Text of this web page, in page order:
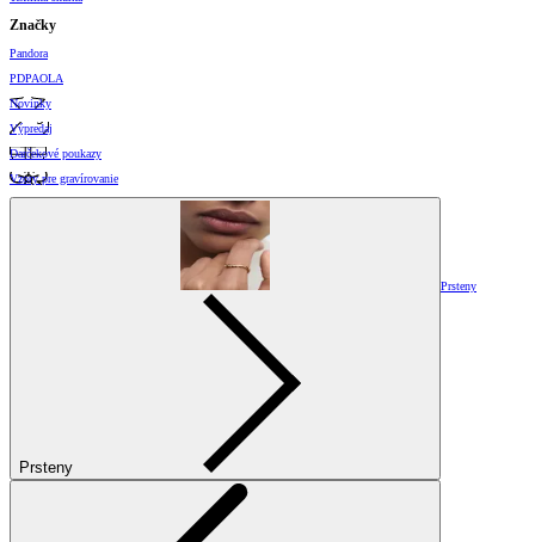
Značky
Pandora
PDPAOLA
Novinky
Výpredaj
Darčekové poukazy
Vzory pre gravírovanie
Prsteny
Prsteny